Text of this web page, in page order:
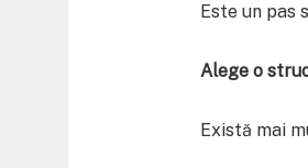
Este un pas
Alege o
Există mai